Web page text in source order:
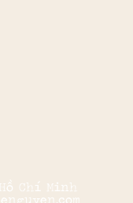
Chí Minh